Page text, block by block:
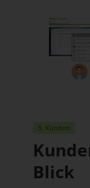
3. Kunden
Blick